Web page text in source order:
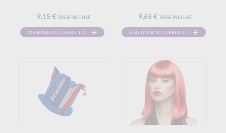
9,15 € TASSE INCLUSE
AGGIUNGI AL CARRELLO
9,65 € TASSE INCLUSE
AGGIUNGI AL CARRELLO